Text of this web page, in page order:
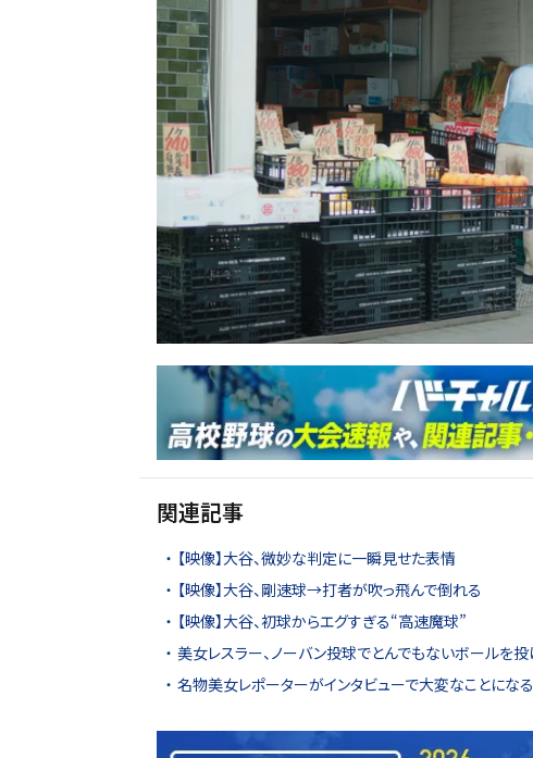
関連記事
【映像】大谷、微妙な判定に一瞬見せた表情
【映像】大谷、剛速球→打者が吹っ飛んで倒れる
【映像】大谷、初球からエグすぎる“高速魔球”
美女レスラー、ノーバン投球でとんでもないボールを投
名物美女レポーターがインタビューで大変なことになる